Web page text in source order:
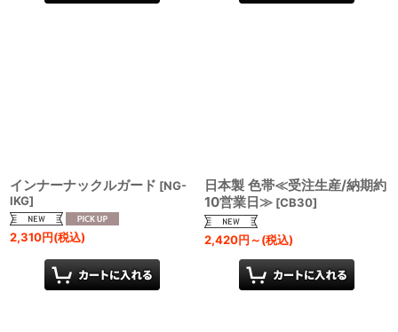
インナーナックルガード [NG-
IKG]
2,310円(税込)
日本製 色帯≪受注生産/納期約
10営業日≫ [CB30]
2,420円～(税込)